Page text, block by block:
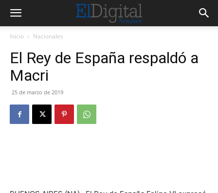
Inicio Nacionales
El Rey de España respaldó a
Macri
25 de marzo de 2019